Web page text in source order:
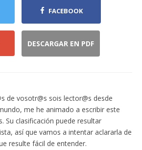
FACEBOOK
DESCARGAR EN PDF
de vosotr@s sois lector@s desde
me he animado a escribir este
Su clasificación puede resultar
así que vamos a intentar aclararla de
resulte fácil de entender.